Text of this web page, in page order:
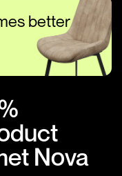
better
Nova